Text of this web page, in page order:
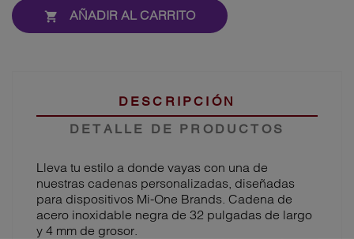
 AÑADIR AL CARRITO
DESCRIPCIÓN
DETALLE DE PRODUCTOS
Lleva tu estilo a donde vayas con una de
nuestras cadenas personalizadas, diseñadas
para dispositivos Mi-One Brands. Cadena de
acero inoxidable negra de 32 pulgadas de largo
y 4 mm de grosor.